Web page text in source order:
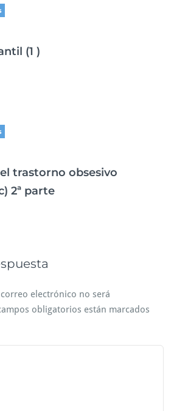
(1 )
trastorno obsesivo
2ª parte
electrónico no será
obligatorios están marcados